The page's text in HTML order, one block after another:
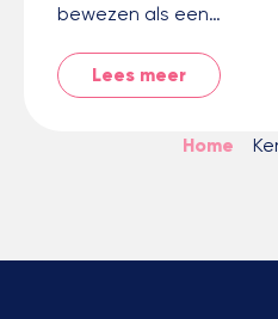
bewezen als een…
Lees meer
Home